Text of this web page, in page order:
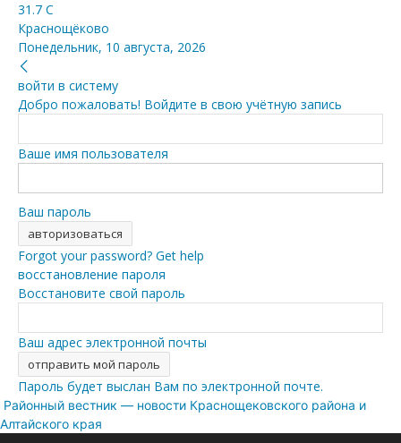
31.7 C
Краснощёково
Понедельник, 10 августа, 2026
войти в систему
Добро пожаловать! Войдите в свою учётную запись
Ваше имя пользователя
Ваш пароль
Forgot your password? Get help
восстановление пароля
Восстановите свой пароль
Ваш адрес электронной почты
Пароль будет выслан Вам по электронной почте.
Районный вестник — новости Краснощековского района и
Алтайского края